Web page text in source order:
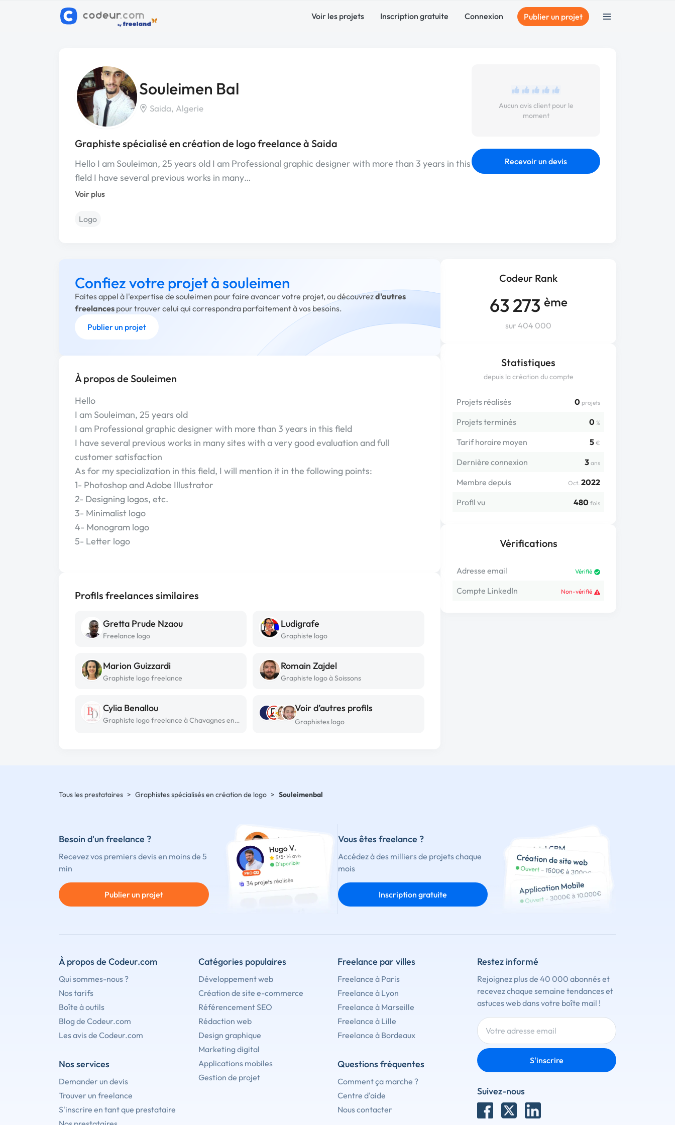
Voir les projets Inscription gratuite Connexion Publier un projet
Souleimen Bal
Saida, Algerie
Graphiste spécialisé en création de logo freelance à Saida
Hello I am Souleiman, 25 years old I am Professional graphic designer with more than 3 years in this
field I have several previous works in many…
Voir plus
Logo
Aucun avis client pour le
moment
Recevoir un devis
Codeur Rank
63 273 ème
sur 404 000
Statistiques
depuis la création du compte
Projets réalisés 0 projets
Projets terminés 0 %
Tarif horaire moyen 5 €
Dernière connexion 3 ans
Membre depuis Oct. 2022
Profil vu
480 fois
Vérifications
Adresse email Vérifié
Compte LinkedIn Non-vérifié
Confiez votre projet à souleimen
Faites appel à l'expertise de souleimen pour faire avancer votre projet, ou découvrezd'autres
freelances pour trouver celui qui correspondra parfaitement à vos besoins.
Publier un projet
À propos de Souleimen
Hello
I am Souleiman, 25 years old
I am Professional graphic designer with more than 3 years in this field
I have several previous works in many sites with a very good evaluation and full
customer satisfaction
As for my specialization in this field, I will mention it in the following points:
1- Photoshop and Adobe Illustrator
2- Designing logos, etc.
3- Minimalist logo
4- Monogram logo
5- Letter logo
Profils freelances similaires
Gretta Prude Nzaou
Freelance logo
Ludigrafe
Graphiste logo
Marion Guizzardi
Graphiste logo freelance
Romain Zajdel
Graphiste logo à Soissons
Cylia Benallou
Graphiste logo freelance à Chavagnes en paillers
Voir d’autres profils
Graphistes logo
Tous les prestataires > Graphistes spécialisés en création de logo > Souleimenbal
Besoin d'un freelance ?
Recevez vos premiers devis en moins de 5
min
Publier un projet
Vous êtes freelance ?
Accédez à des milliers de projets chaque
mois
Inscription gratuite
À propos de Codeur.com
Qui sommes-nous ?
Nos tarifs
Boîte à outils
Blog de Codeur.com
Les avis de Codeur.com
Nos services
Demander un devis
Trouver un freelance
S'inscrire en tant que prestataire
Catégories populaires
Développement web
Création de site e-commerce
Référencement SEO
Rédaction web
Design graphique
Marketing digital
Applications mobiles
Gestion de projet
Freelance par villes
Freelance à Paris
Freelance à Lyon
Freelance à Marseille
Freelance à Lille
Freelance à Bordeaux
Questions fréquentes
Comment ça marche ?
Centre d'aide
Nous contacter
Restez informé
Rejoignez plus de 40 000 abonnés et
recevez chaque semaine tendances et
astuces web dans votre boîte mail !
S'inscrire
Suivez-nous